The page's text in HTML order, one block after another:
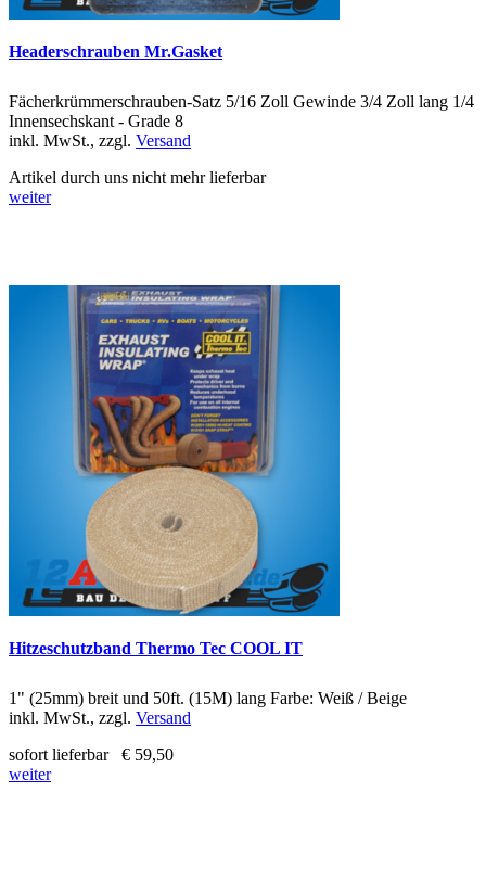
Headerschrauben Mr.Gasket
Fächerkrümmerschrauben-Satz 5/16 Zoll Gewinde 3/4 Zoll lang 1/4
Innensechskant - Grade 8
inkl. MwSt., zzgl. Versand
Artikel durch uns nicht mehr lieferbar
weiter
Hitzeschutzband Thermo Tec COOL IT
1" (25mm) breit und 50ft. (15M) lang Farbe: Weiß / Beige
inkl. MwSt., zzgl. Versand
sofort lieferbar
€ 59,50
weiter